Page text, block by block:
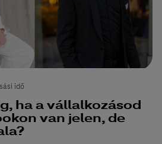
ha a vállalkozásod
van jelen, de
idő